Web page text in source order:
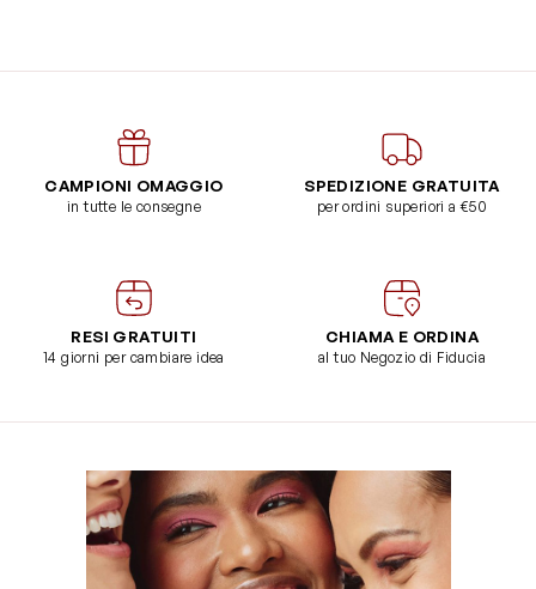
CAMPIONI OMAGGIO
in tutte le consegne
SPEDIZIONE GRATUITA
per ordini superiori a €50
RESI GRATUITI
14 giorni per cambiare idea
CHIAMA E ORDINA
al tuo Negozio di Fiducia